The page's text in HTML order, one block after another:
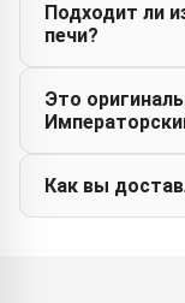
Подходит ли
печи?
Это
Как вы